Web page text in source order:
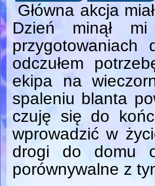
Główna akcja
Dzień minął
przygotowaniach
odczułem
ekipa na
spaleniu blanta
czuję się do
wprowadzić w
drogi do domu
porównywalne z